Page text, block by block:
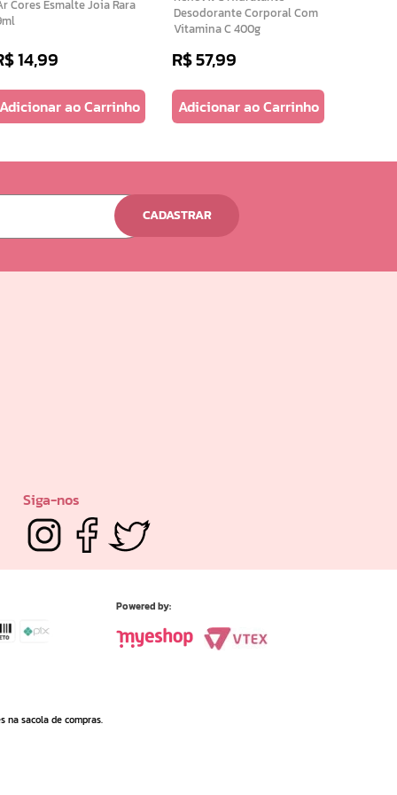
Esmalte Joia Rara
14,99
Adicionar ao Carrinho
Desodorante Corporal Com
Vitamina C 400g
R$57,99
Adicionar ao Carrinho
CADASTRAR
Siga-nos
Powered by:
na sacola de compras.